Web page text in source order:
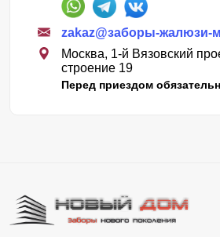
zakaz@заборы-жалюзи-
Москва, 1-й Вязовский
строение 19
Перед приездом